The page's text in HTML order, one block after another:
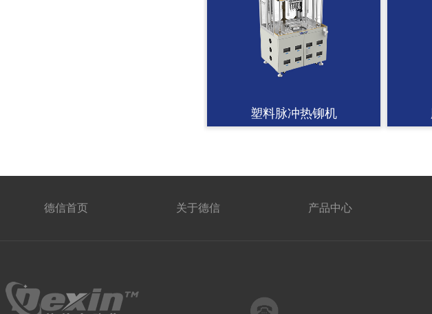
塑料脉冲热铆机
德信首页 关于德信 产品中心